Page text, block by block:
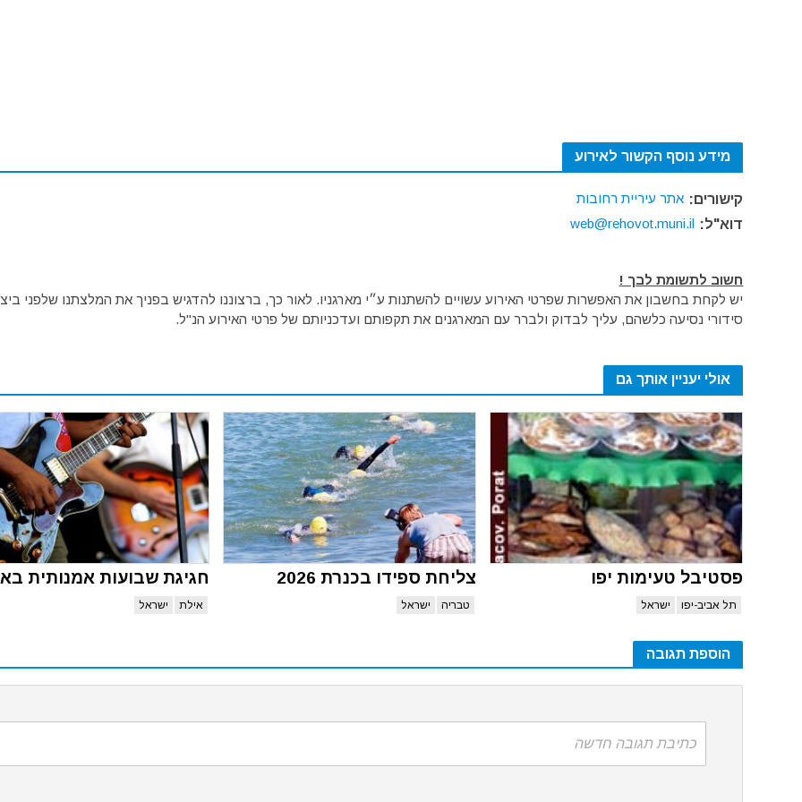
מידע נוסף הקשור לאירוע
קישורים: אתר עיריית רחובות
דוא"ל: web@rehovot.muni.il
חשוב לתשומת לבך !
יש לקחת בחשבון את האפשרות שפרטי האירוע עשויים להשתנות ע״י מארגניו. לאור כך, ברצוננו להדגיש בפניך את המלצתנו שלפני
סידורי נסיעה כלשהם, עליך לבדוק ולברר עם המארגנים את תקפותם ועדכניותם של פרטי האירוע הנ"ל.
אולי יעניין אותך גם
פסטיבל טעימות יפו
תל אביב-יפו ישראל
צליחת ספידו בכנרת 2026
טבריה ישראל
חגיגת שבועות אמנותית
אילת ישראל
הוספת תגובה
כתיבת תגובה חדשה